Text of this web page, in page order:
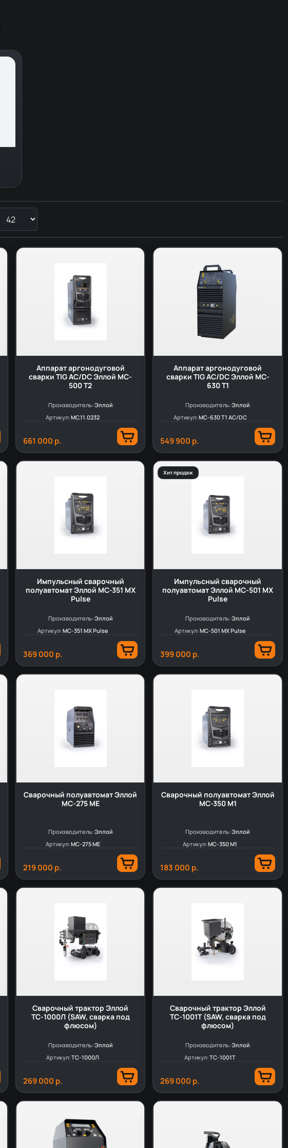
Аппарат аргонодуговой
сварки TIG AC/DC Эллой MC-
500 T2
Производитель:Эллой
Артикул:МС.11.0232
661 000 р.
Аппарат аргонодуговой
сварки TIG AC/DC Эллой MC-
630 T1
Производитель:Эллой
Артикул:MC-630 T1 AC/DC
549 900 р.
Импульсный сварочный
полуавтомат Эллой MC-351 MX
Pulse
Производитель:Эллой
Артикул:MC-351 MX Pulse
369 000 р.
Хит продаж
Импульсный сварочный
полуавтомат Эллой MC-501 MX
Pulse
Производитель:Эллой
Артикул:MC-501 MX Pulse
399 000 р.
Сварочный полуавтомат Эллой
MC-275 ME
Производитель:Эллой
Артикул:MC-275 ME
219 000 р.
Сварочный полуавтомат Эллой
MC-350 M1
Производитель:Эллой
Артикул:MC-350 M1
183 000 р.
Сварочный трактор Эллой
ТС-1000Л (SAW, сварка под
флюсом)
Производитель:Эллой
Артикул:ТС-1000Л
269 000 р.
Сварочный трактор Эллой
ТС-1001T (SAW, сварка под
флюсом)
Производитель:Эллой
Артикул:ТС-1001T
269 000 р.